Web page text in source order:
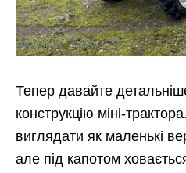
Тепер давайте
конструкцію міні-
виглядати як маленькі
але під капотом